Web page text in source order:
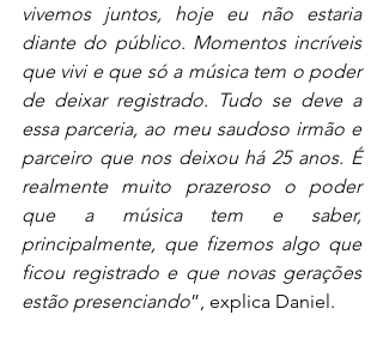
vivemos juntos, hoje eu não estaria
diante do público. Momentos incríveis
que vivi e que só a música tem o poder
de deixar registrado. Tudo se deve a
essa parceria, ao meu saudoso irmão e
parceiro que nos deixou há 25 anos. É
realmente muito prazeroso o poder
que a música tem e saber,
principalmente, que fizemos algo que
ficou registrado e que novas gerações
estão presenciando”, explica Daniel.